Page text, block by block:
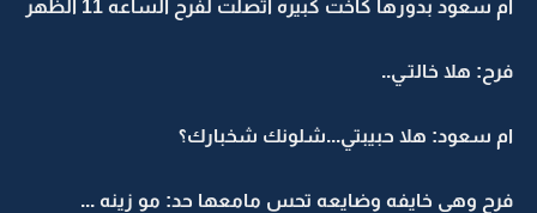
ام سعود بدورها كأخت كبيره اتصلت لفرح الساعه 11 الظهر
فرح: هلا خالتـي..
ام سعود: هلا حبيبتي...شلونك شخبارك؟
فرح وهي خايفه وضايعه تحس مامعها حد: مو زينه ...